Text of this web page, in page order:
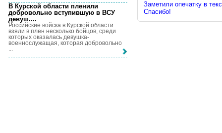
Заметили опечатку в
Спасибо!
В Курской области пленили
добровольно вступившую в ВСУ
девуш....
Российские войска в Курской области
взяли в плен несколько бойцов, среди
которых оказалась девушка-
военнослужащая, которая добровольно
...